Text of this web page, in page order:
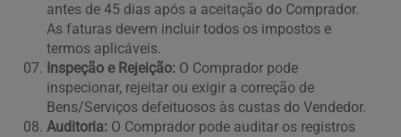
antes de 45 dias após a aceitação do Comprador.
As faturas devem incluir todos os impostos e
termos aplicáveis.
Inspeção e Rejeição: O Comprador pode
inspecionar, rejeitar ou exigir a correção de
Bens/Serviços defeituosos às custas do Vendedor.
Auditoria: O Comprador pode auditar os registros